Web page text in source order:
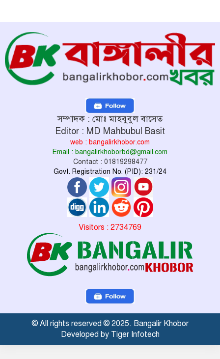
সম্পাদক : মোঃ মাহবুবুল বাসেত
Editor : MD Mahbubul Basit
web : bangalirkhobor.com
Email : bangalirkhoborbd@gmail.com
Contact : 01819298477
Govt. Registration No. (PID): 231/24
Visitors : 2734769
© All rights reserved © 2025. Bangalir Khobor
Developed by Tiger Infotech